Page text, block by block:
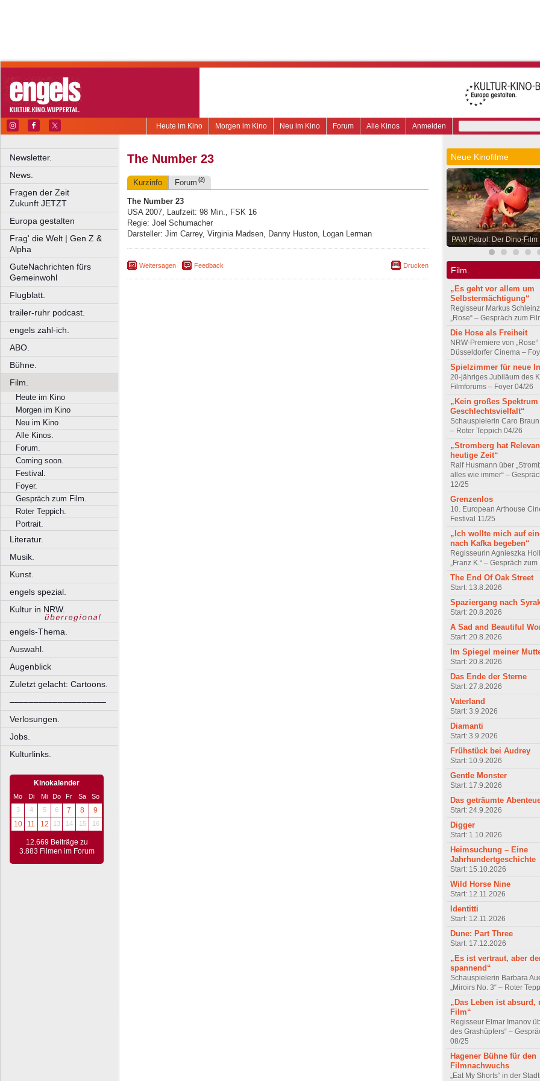
Anmelden
Alle Kinos
Forum
Neu im Kino
Morgen im Kino
Heute im Kino
Newsletter.
News.
Fragen der Zeit
Zukunft JETZT
Europa gestalten
Frag' die Welt | Gen Z &
Alpha
GuteNachrichten fürs
Gemeinwohl
Flugblatt.
trailer-ruhr podcast.
engels zahl-ich.
ABO.
Bühne.
Film.
Heute im Kino
Morgen im Kino
Neu im Kino
Alle Kinos.
Forum.
Coming soon.
Festival.
Foyer.
Gespräch zum Film.
Roter Teppich.
Portrait.
Literatur.
Musik.
Kunst.
engels spezial.
Kultur in NRW.
engels-Thema.
Auswahl.
Augenblick
Zuletzt gelacht: Cartoons.
––––––––––––––––––––
Verlosungen.
Jobs.
Kulturlinks.
Kinokalender
Mo Di Mi Do Fr Sa
So
3
4 5 6 7 8
9
10
11 12 13 14 15 16
12.669 Beiträge zu
3.883 Filmen im Forum
The Number 23
Kurzinfo Forum (2)
The Number 23
USA 2007, Laufzeit: 98 Min., FSK 16
Regie: Joel Schumacher
Darsteller: Jim Carrey, Virginia Madsen, Danny Huston, Logan Lerman
Weitersagen Feedback Drucken
Neue Kinofilme
PAW Patrol: Der Dino-Film
Film.
„Es geht vor allem um
Selbstermächtigung“
Regisseur Markus
„Rose“ – Gespräch zum
Die Hose als Freiheit
NRW-Premiere von „Rose“
Düsseldorfer Cinema –
Spielzimmer für neue
20-jähriges Jubiläum des
Filmforums – Foyer 04/26
„Kein großes Spektrum
Geschlechtsvielfalt“
Schauspielerin Caro Braun
– Roter Teppich 04/26
„Stromberg hat
heutige Zeit“
Ralf Husmann über
alles wie immer“ –
12/25
Grenzenlos
10. European Arthouse
Festival 11/25
„Ich wollte mich auf
nach Kafka begeben“
Regisseurin Agnieszka
„Franz K.“ – Gespräch
The End Of Oak Street
Start: 13.8.2026
Spaziergang nach
Start: 20.8.2026
A Sad and Beautiful
Start: 20.8.2026
Im Spiegel meiner
Start: 20.8.2026
Das Ende der Sterne
Start: 27.8.2026
Vaterland
Start: 3.9.2026
Diamanti
Start: 3.9.2026
Frühstück bei Audrey
Start: 10.9.2026
Gentle Monster
Start: 17.9.2026
Das geträumte
Start: 24.9.2026
Digger
Start: 1.10.2026
Heimsuchung – Eine
Jahrhundertgeschichte
Start: 15.10.2026
Wild Horse Nine
Start: 12.11.2026
Identitti
Start: 12.11.2026
Dune: Part Three
Start: 17.12.2026
„Es ist vertraut, aber
spannend“
Schauspielerin Barbara
„Miroirs No. 3“ – Roter
„Das Leben ist absurd,
Film“
Regisseur Elmar Imanov
des Grashüpfers“ –
08/25
Hagener Bühne für den
Filmnachwuchs
„Eat My Shorts“ in der